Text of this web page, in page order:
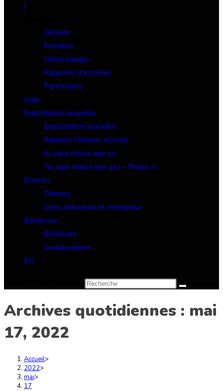
|
Histoire
Principes
Notre équipe
Rapports d’activités
Partenaires
Aide
Exploitation sexuelle
Exploitation sexuelle
Rapport Horizon: Accueil
tu vaux mieux que ça
Tu vaux mieux que ça ! – Phase II
Donnez
Donnez
Dons individuel et entreprise
Bénévole
Bénévole
Ambassadeur
EN
Archives quotidiennes : mai
17, 2022
Accueil>
2022>
mai>
17